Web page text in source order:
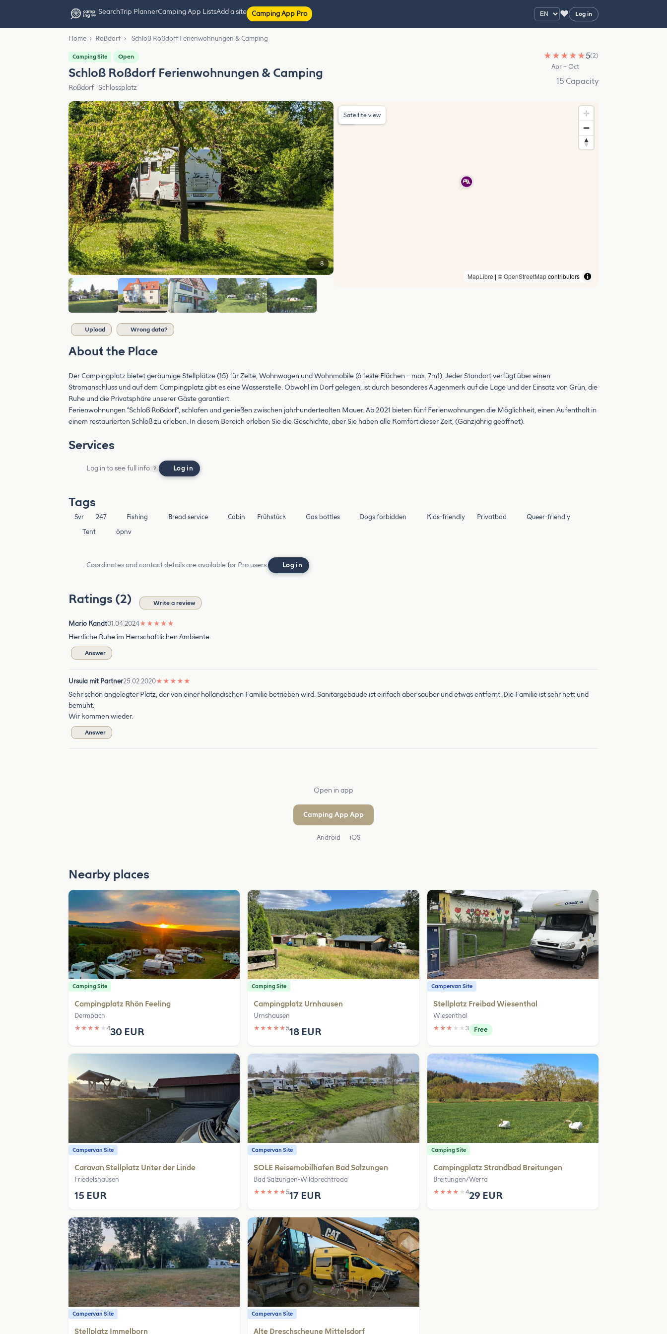
SearchTrip PlannerCamping App ListsAdd a site Camping App Pro ♥ Log in
Home › Roßdorf › Schloß Roßdorf Ferienwohnungen & Camping
Camping Site Open
Schloß Roßdorf Ferienwohnungen & Camping
Roßdorf · Schlossplatz
★ ★ ★ ★ ★5(2)
Apr – Oct
15 Capacity
8
MapLibre | ©OpenStreetMapcontributors
Satellite view
Upload Wrong data?
About the Place
Der Campingplatz bietet geräumige Stellplätze (15) für Zelte, Wohnwagen und Wohnmobile (6 feste Flächen – max. 7m1). Jeder Standort verfügt über einen
Stromanschluss und auf dem Campingplatz gibt es eine Wasserstelle. Obwohl im Dorf gelegen, ist durch besonderes Augenmerk auf die Lage und der Einsatz von Grün, die
Ruhe und die Privatsphäre unserer Gäste garantiert.
Ferienwohnungen "Schloß Roßdorf", schlafen und genießen zwischen jahrhundertealten Mauer. Ab 2021 bieten fünf Ferienwohnungen die Möglichkeit, einen Aufenthalt in
einem restaurierten Schloß zu erleben. In diesem Bereich erleben Sie die Geschichte, aber Sie haben alle Komfort dieser Zeit, (Ganzjährig geöffnet).
Services
Log in to see full info ? Log in
Tags
Svr 247 Fishing Bread service Cabin Frühstück Gas bottles Dogs forbidden Kids-friendly Privatbad
Queer-friendly
Tent
öpnv
Coordinates and contact details are available for Pro users. Log in
Ratings (2) Write a review
Mario Kandt01.04.2024★ ★ ★ ★ ★
Herrliche Ruhe im Herrschaftlichen Ambiente.
Answer
Ursula mit Partner25.02.2020★ ★ ★ ★ ★
Sehr schön angelegter Platz, der von einer holländischen Familie betrieben wird. Sanitärgebäude ist einfach aber sauber und etwas entfernt. Die Familie ist sehr nett und
bemüht.
Wir kommen wieder.
Answer
Open in app
Camping App App
Android iOS
Nearby places
Camping Site
Campingplatz Rhön Feeling
Dermbach
★ ★ ★ ★ ★ 430 EUR
Camping Site
Campingplatz Urnhausen
Urnshausen
★ ★ ★ ★ ★518 EUR
Campervan Site
Stellplatz Freibad Wiesenthal
Wiesenthal
★ ★ ★ ★ ★ 3 Free
Campervan Site
Caravan Stellplatz Unter der Linde
Friedelshausen
15 EUR
Campervan Site
SOLE Reisemobilhafen Bad Salzungen
Bad Salzungen-Wildprechtroda
★ ★ ★ ★ ★517 EUR
Camping Site
Campingplatz Strandbad Breitungen
Breitungen/Werra
★ ★ ★ ★ ★ 429 EUR
Campervan Site
Stellplatz Immelborn
Campervan Site
Alte Dreschscheune Mittelsdorf